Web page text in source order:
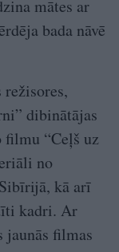
mātes ar
bada nāvē
dibinātājas
filmu “Ceļš uz
no
kā arī
kadri. Ar
jaunās filmas